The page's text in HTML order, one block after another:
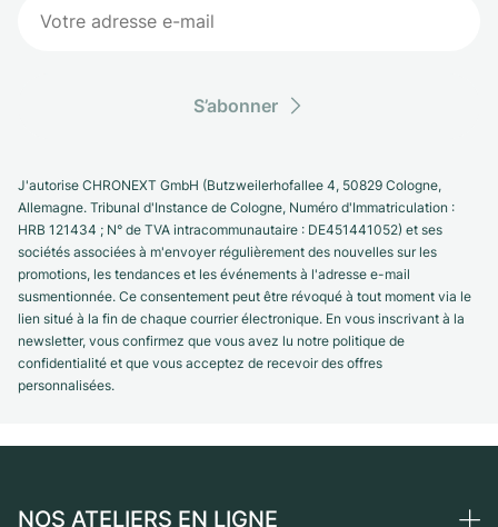
S’abonner
J'autorise CHRONEXT GmbH (Butzweilerhofallee 4, 50829 Cologne,
Allemagne. Tribunal d'Instance de Cologne, Numéro d'Immatriculation :
HRB 121434 ; N° de TVA intracommunautaire : DE451441052) et ses
sociétés associées à m'envoyer régulièrement des nouvelles sur les
promotions, les tendances et les événements à l'adresse e-mail
susmentionnée. Ce consentement peut être révoqué à tout moment via le
lien situé à la fin de chaque courrier électronique. En vous inscrivant à la
newsletter, vous confirmez que vous avez lu notre politique de
confidentialité et que vous acceptez de recevoir des offres
personnalisées.
NOS ATELIERS EN LIGNE